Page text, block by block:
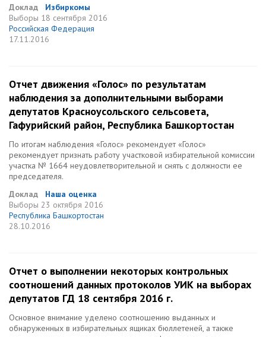
Доклад
Избиркомы
Выборы 18 сентября 2016
Российская Федерация
17.11.2016
Отчет движения «Голос» по результатам
наблюдения за дополнительными выборами
депутатов Красноусольского сельсовета,
Гафурийский район, Республика Башкортостан
По итогам наблюдения «Голос» рекомендует «Голос»
рекомендует признать работу участковой избирательной комиссии
участка № 1664 неудовлетворительной и снять с должности ее
председателя.
Доклад
Наша оценка
Выборы 23 октября 2016
Республика Башкортостан
28.10.2016
Отчет о выполнении некоторых контрольных
соотношений данных протоколов УИК на выборах
депутатов ГД 18 сентября 2016 г.
Основное внимание уделено соотношению выданных и
обнаруженных в избирательных ящиках бюллетеней, а также